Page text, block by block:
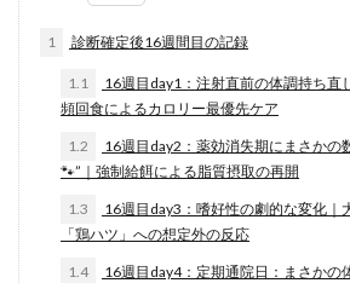
1 診断確定後16週間目の記録
1.1
16週目day1：注射直前の体調持ち直
頻回食によるカロリー最優先ケア
1.2
16週目day2：薬効消失期にまさかの
🐾”｜強制給餌による脂質摂取の再開
1.3
16週目day3：嗜好性の劇的な変化｜
「鶏ハツ」への想定外の反応
1.4
16週目day4：定期通院日：まさかの